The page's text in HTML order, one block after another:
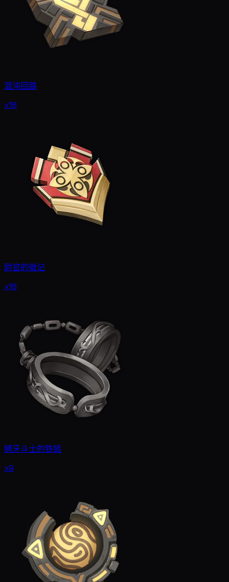
混沌回路
x18
尉官的徽记
x18
狮牙斗士的铁链
x9